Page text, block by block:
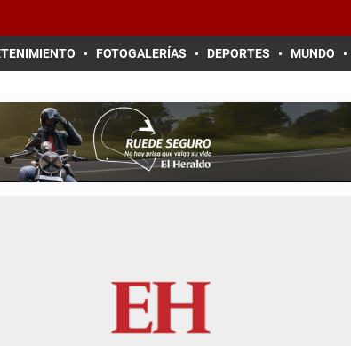
FOTOGALERÍAS DEPORTES MUNDO